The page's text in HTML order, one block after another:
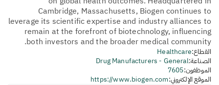
Cambridge, Massachusetts, Biogen continues to
leverage its scientific expertise and industry alliances to
remain at the forefront of biotechnology, influencing
both investors and the broader medical community.
القطاع:Healthcare
الصناعة:Drug Manufacturers - General
الموظفون:7605
الموقع الإلكتروني:https://www.biogen.com